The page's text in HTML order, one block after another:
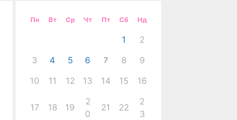
Пн Вт Ср Чт Пт Сб Нд
1 2
3 4 5 6 7 8 9
10 11 12 13 14 15 16
17 18 19
2
0
21 22
2
3